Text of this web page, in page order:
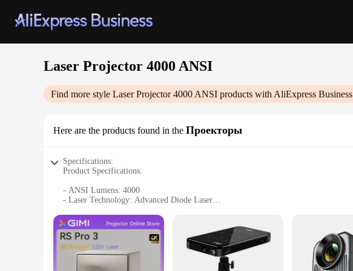
Laser Projector 4000 ANSI
Find more style Laser Projector 4000 ANSI products with AliExpress Business
Here are the products found in the Проекторы
Specifications:
Product Specifications:
- ANSI Lumens: 4000
- Laser Technology: Advanced Diode Laser
- Brightness: 10,000:1 Contrast Ratio
- Connectivity: HDMI, USB, and VGA
- Compatibility: Supports a wide range of multimedia formats
- Lifespan: Up to 20,000 hours of continuous use
- Dimensions: Compact and portable design
- Weight: Lightweight for easy transportation